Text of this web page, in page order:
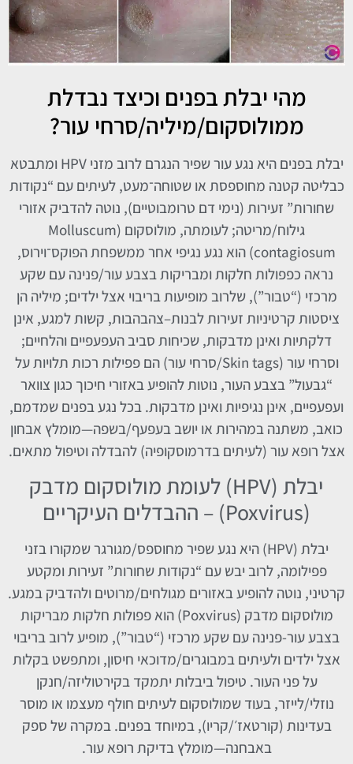
מהי יבלת בפנים וכיצד נבדלת
ממולוסקום/מיליה/סרחי עור?
יבלת בפנים היא נגע עור שפיר הנגרם לרוב מזני HPV ומתבטא
כבליטה קטנה מחוספסת או שטוחה־מעט, לעיתים עם “נקודות
שחורות” זעירות (נימי דם טרומבוטיים), נוטה להדביק אזורי
גילוח/מריטה; לעומתה, מולוסקום (Molluscum
contagiosum) הוא נגע נגיפי אחר ממשפחת הפוקס־וירוס,
נראה כפפולות חלקות ומבריקות בצבע עור/פנינה עם שקע
מרכזי (“טבור”), שלרוב מופיעות בריבוי אצל ילדים; מיליה הן
ציסטות קרטיניות זעירות לבנות–צהבהבות, קשות למגע, אינן
דלקתיות ואינן מדבקות, שכיחות סביב העפעפיים והלחיים;
וסרחי עור (Skin tags/סרחי עור) הם פפילות רכות תלויות על
“גבעול” בצבע העור, נוטות להופיע באזורי חיכוך כגון צוואר
ועפעפיים, אינן נגיפיות ואינן מדבקות. בכל נגע בפנים שמדמם,
כואב, משתנה במהירות או יושב בעפעף/בשפה—מומלץ אבחון
אצל רופא עור (לעיתים בדרמוסקופיה) להבדלה וטיפול מתאים.
יבלת (HPV) לעומת מולוסקום מדבק
(Poxvirus) – ההבדלים העיקריים
יבלת (HPV) היא נגע שפיר מחוספס/מגורגר שמקורו בזני
פפילומה, לרוב יבש עם “נקודות שחורות” זעירות ומקטע
קרטיני, נוטה להופיע באזורים מגולחים/מרוטים ולהדביק במגע.
מולוסקום מדבק (Poxvirus) הוא פפולות חלקות מבריקות
בצבע עור-פנינה עם שקע מרכזי (“טבור”), מופיע לרוב בריבוי
אצל ילדים ולעיתים במבוגרים/מדוכאי חיסון, ומתפשט בקלות
על פני העור. טיפול ביבלות יתמקד בקירטוליזה/חנקן
נוזלי/לייזר, בעוד שמולוסקום לעיתים חולף מעצמו או מוסר
בעדינות (קורטאז׳/קריו), במיוחד בפנים. במקרה של ספק
באבחנה—מומלץ בדיקת רופא עור.